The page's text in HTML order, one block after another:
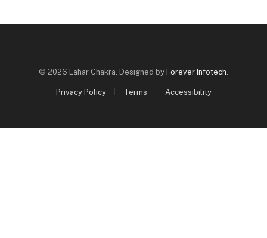
© 2026 Lahar Chakra. Designed by Forever Infotech
Privacy Policy Terms Accessibility